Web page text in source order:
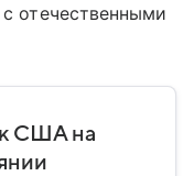
отечественными
США на